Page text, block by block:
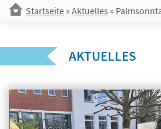
Startseite » Aktuelles »
AKTUELLES